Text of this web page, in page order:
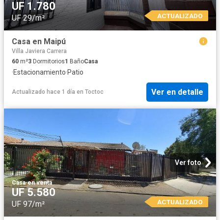
UF 1.780
UF 29/m² ACTUALIZADO
Casa en Maipú
Villa Javiera Carrera
60 m²3 Dormitorios1 BañoCasa
·Estacionamiento·Patio
Actualizado hace 1 día en Toctoc Ver en detalle
Ver foto
Casa·en venta
UF 5.580
UF 97/m² ACTUALIZADO